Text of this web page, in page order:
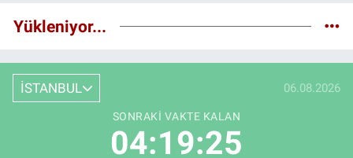
Yükleniyor...
İSTANBUL 06.08.2026
SONRAKI VAKTE KALAN
04:19:24